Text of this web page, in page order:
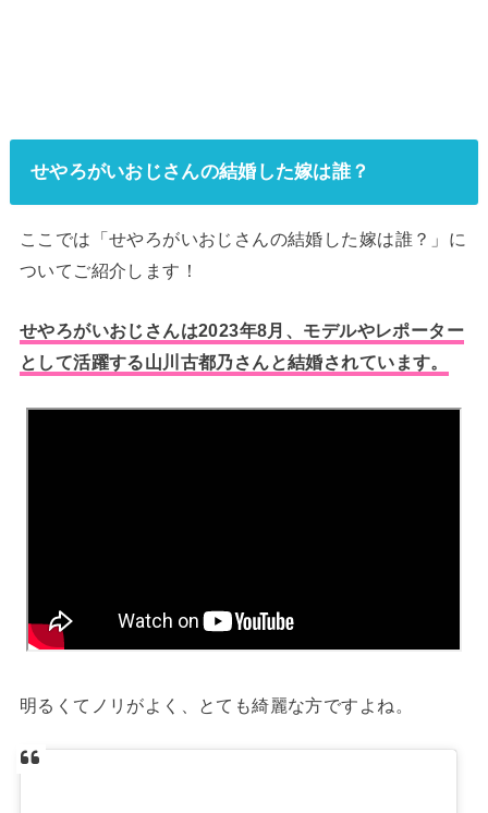
せやろがいおじさんの結婚した嫁は誰？
ここでは「せやろがいおじさんの結婚した嫁は誰？」に
ついてご紹介します！
せやろがいおじさんは2023年8月、モデルやレポーター
として活躍する山川古都乃さんと結婚されています。
明るくてノリがよく、とても綺麗な方ですよね。